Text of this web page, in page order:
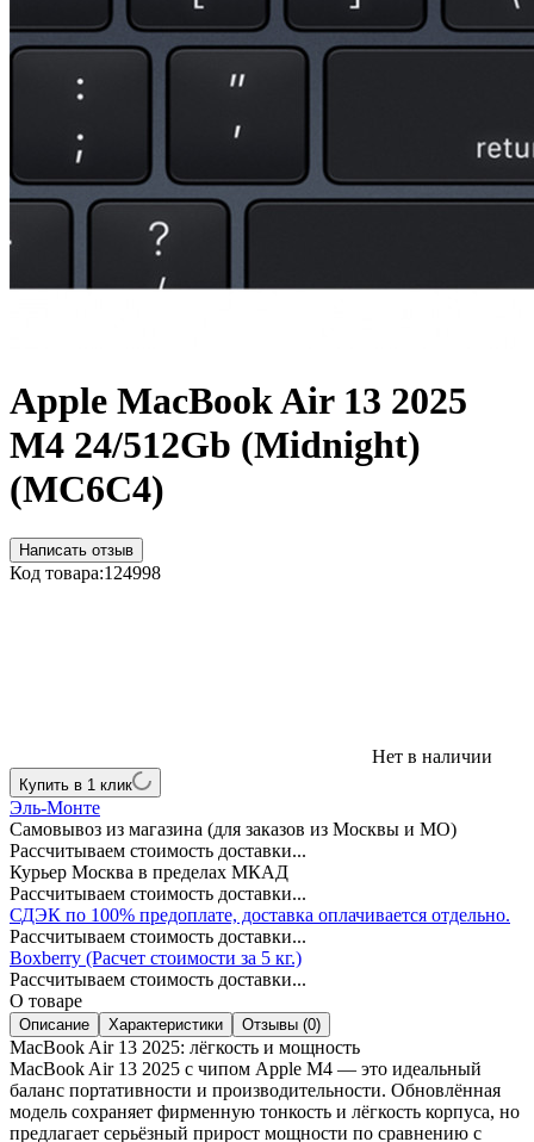
Apple MacBook Air 13 2025
M4 24/512Gb (Midnight)
(MC6C4)
Написать отзыв
Код товара:124998
Нет в наличии
Купить в 1 клик
Эль-Монте
Самовывоз из магазина (для заказов из Москвы и МО)
Рассчитываем стоимость доставки...
Курьер Москва в пределах МКАД
Рассчитываем стоимость доставки...
СДЭК по 100% предоплате, доставка оплачивается отдельно.
Рассчитываем стоимость доставки...
Boxberry (Расчет стоимости за 5 кг.)
Рассчитываем стоимость доставки...
О товаре
Описание Характеристики Отзывы (0)
MacBook Air 13 2025: лёгкость и мощность
MacBook Air 13 2025 с чипом Apple M4 — это идеальный
баланс портативности и производительности. Обновлённая
модель сохраняет фирменную тонкость и лёгкость корпуса, но
предлагает серьёзный прирост мощности по сравнению с